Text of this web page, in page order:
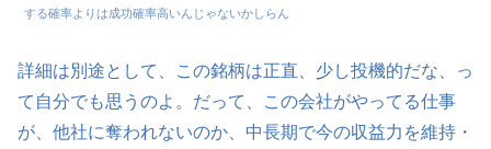
する確率よりは成功確率高いんじゃないかしらん
詳細は別途として、この銘柄は正直、少し投機的だな、っ
て自分でも思うのよ。だって、この会社がやってる仕事
が、他社に奪われないのか、中長期で今の収益力を維持・